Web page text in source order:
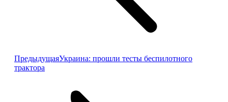
ПредыдущаяПредыдущая
Украина: прошли тесты беспилотного
трактора